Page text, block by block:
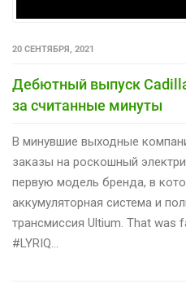
20 СЕНТЯБРЯ, 2021
Дебютный выпуск
за считанные минуты
В минувшие выходные
заказы на роскошный
первую модель бренда, в
аккумуляторная система и
трансмиссия Ultium. That was
#LYRIQ…